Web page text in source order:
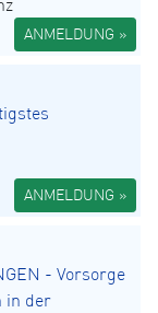
ANMELDUNG »
ANMELDUNG »
- Vorsorge
in der